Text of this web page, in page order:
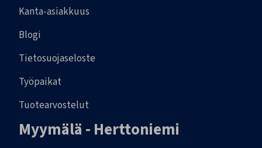
Kanta-asiakkuus
Blogi
Tietosuojaseloste
Työpaikat
Tuotearvostelut
Myymälä - Herttoniemi